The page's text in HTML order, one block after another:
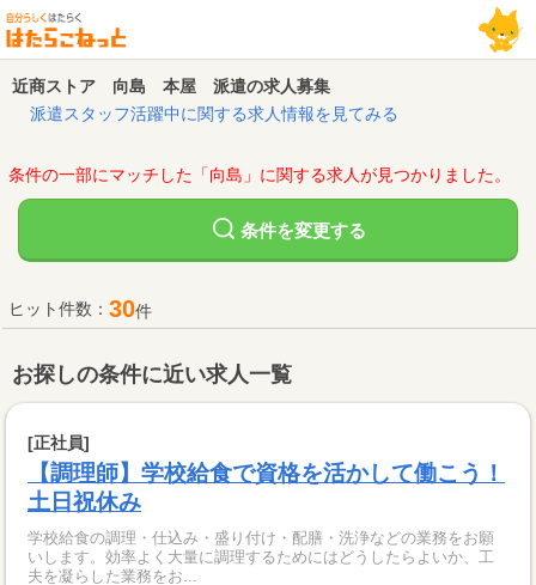
近商ストア 向島 本屋 派遣の求人募集
派遣スタッフ活躍中に関する求人情報を見てみる
条件の一部にマッチした「向島」に関する求人が見つかりました。
条件を変更する
ヒット件数： 30件
お探しの条件に近い求人一覧
[正社員]
【調理師】学校給食で資格を活かして働こう！
土日祝休み
学校給食の調理・仕込み・盛り付け・配膳・洗浄などの業務をお願
いします。効率よく大量に調理するためにはどうしたらよいか、工
夫を凝らした業務をお...